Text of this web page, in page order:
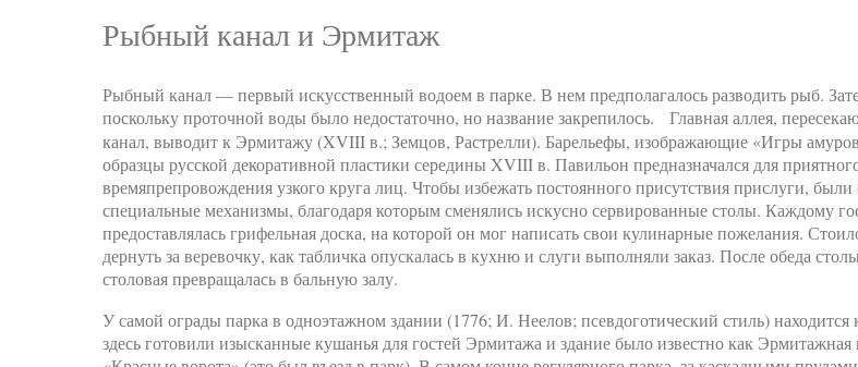
Рыбный канал и Эрмитаж
Рыбный канал — первый искусственный водоем в парке. В нем предполагалось разводить рыб.
поскольку проточной воды было недостаточно, но название закрепилось. Главная аллея,
канал, выводит к Эрмитажу (XVIII в.; Земцов, Растрелли). Барельефы, изображающие «Игры
образцы русской декоративной пластики середины XVIII в. Павильон предназначался для
времяпрепровождения узкого круга лиц. Чтобы избежать постоянного присутствия прислуги, были
специальные механизмы, благодаря которым сменялись искусно сервированные столы. Каждому
предоставлялась грифельная доска, на которой он мог написать свои кулинарные пожелания.
дернуть за веревочку, как табличка опускалась в кухню и слуги выполняли заказ. После обеда
столовая превращалась в бальную залу.
У самой ограды парка в одноэтажном здании (1776; И. Неелов; псевдоготический стиль) находится
здесь готовили изысканные кушанья для гостей Эрмитажа и здание было известно как Эрмитажная